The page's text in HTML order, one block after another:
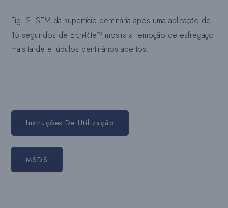
Fig. 2. SEM da superfície dentinária após uma aplicação de
15 segundos de Etch-Rite™ mostra a remoção de esfregaço
mais tarde e túbulos dentinários abertos.
Instruções De Utilização
MSDS